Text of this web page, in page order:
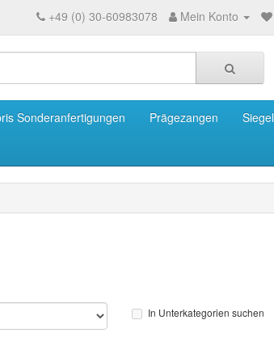
+49 (0) 30-60983078 Mein Konto
Sonderanfertigungen Prägezangen Siegel
In Unterkategorien suchen